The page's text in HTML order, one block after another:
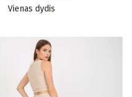
Vienas dydis